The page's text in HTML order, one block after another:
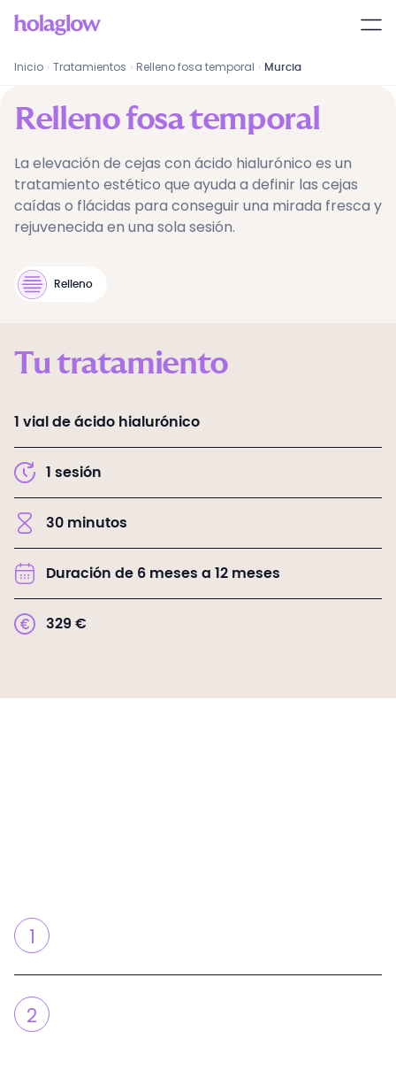
Relleno fosa temporal Murcia
Inicio › Tratamientos › Relleno fosa temporal › Murcia
Relleno fosa temporal
La elevación de cejas con ácido hialurónico es un
tratamiento estético que ayuda a definir las cejas
caídas o flácidas para conseguir una mirada fresca y
rejuvenecida en una sola sesión.
Relleno
Tu tratamiento
1 vial de ácido hialurónico
1 sesión
30 minutos
Duración de 6 meses a 12 meses
329 €
1
2